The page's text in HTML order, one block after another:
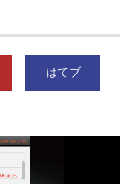
はてブ